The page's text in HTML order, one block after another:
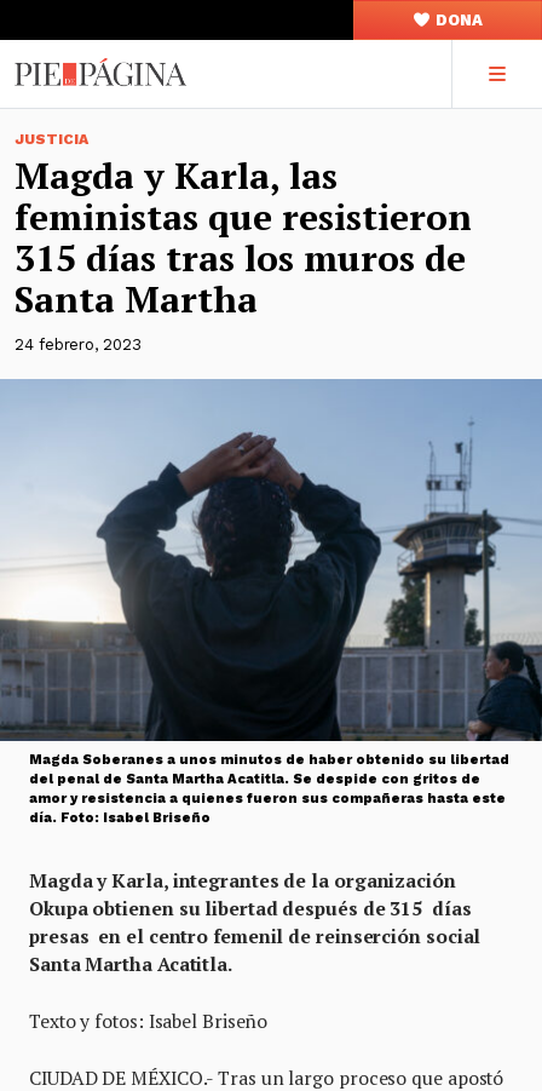
DONA
JUSTICIA
Magda y Karla, las
feministas que resistieron
315 días tras los muros de
Santa Martha
24 febrero, 2023
Magda Soberanes a unos minutos de haber obtenido su libertad
del penal de Santa Martha Acatitla. Se despide con gritos de
amor y resistencia a quienes fueron sus compañeras hasta este
día. Foto: Isabel Briseño
Magda y Karla, integrantes de la organización
Okupa obtienen su libertad después de 315 días
presas en el centro femenil de reinserción social
Santa Martha Acatitla.
Texto y fotos: Isabel Briseño
CIUDAD DE MÉXICO.- Tras un largo proceso que apostó